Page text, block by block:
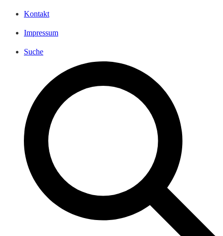
Kontakt
Impressum
Suche